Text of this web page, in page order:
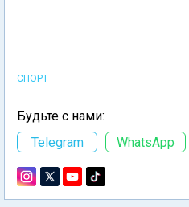
СПОРТ
Будьте с нами:
Telegram
WhatsApp